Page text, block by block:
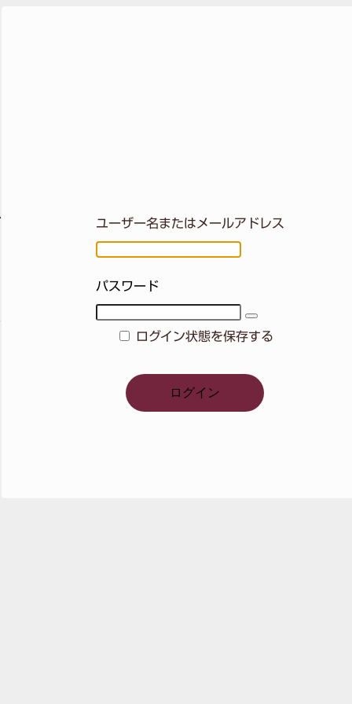
ユーザー名またはメールアドレス
パスワード
ログイン状態を保存する